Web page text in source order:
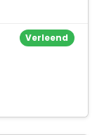
Verleend